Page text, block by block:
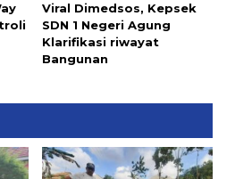
Viral Dimedsos, Kepsek
SDN 1 Negeri Agung
Klarifikasi riwayat
Bangunan